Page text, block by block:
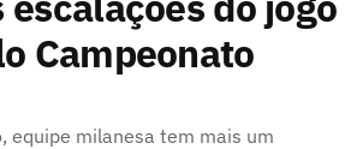
Campeonato
equipe milanesa tem mais um